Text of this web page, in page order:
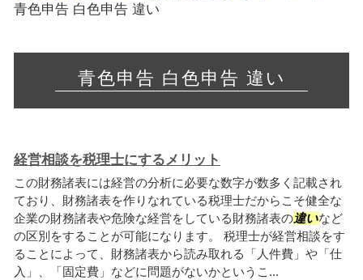
青色申告 白色申告 違い
青色申告 白色申告 違い
経営相談を税理士にするメリット
この財務諸表には経営の分析に必要な数字が数多く記載され
ており、財務諸表を作りなれている税理士だからこそ健全な
企業の財務諸表や危険な経営をしている財務諸表の違いなど
の区別をすることが可能になります。 税理士が経営相談をす
ることによって、財務諸表から読み取れる「人件費」や「仕
入」、「固定費」などに問題がないかというこ...